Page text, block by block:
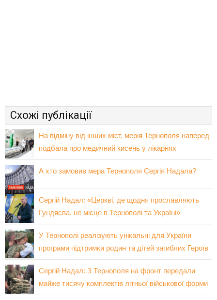
Схожі публікації
На відміну від інших міст, мерія Тернополя наперед
подбала про медичний кисень у лікарнях
А хто замовив мера Тернополя Сергія Надала?
Сергій Надал: «Церкві, де щодня прославляють
Гундяєва, не місце в Тернополі та Україні»
У Тернополі реалізують унікальні для України
програми підтримки родин та дітей загиблих Героїв
Сергій Надал: З Тернополя на фронт передали
майже тисячу комплектів літньої військової форми